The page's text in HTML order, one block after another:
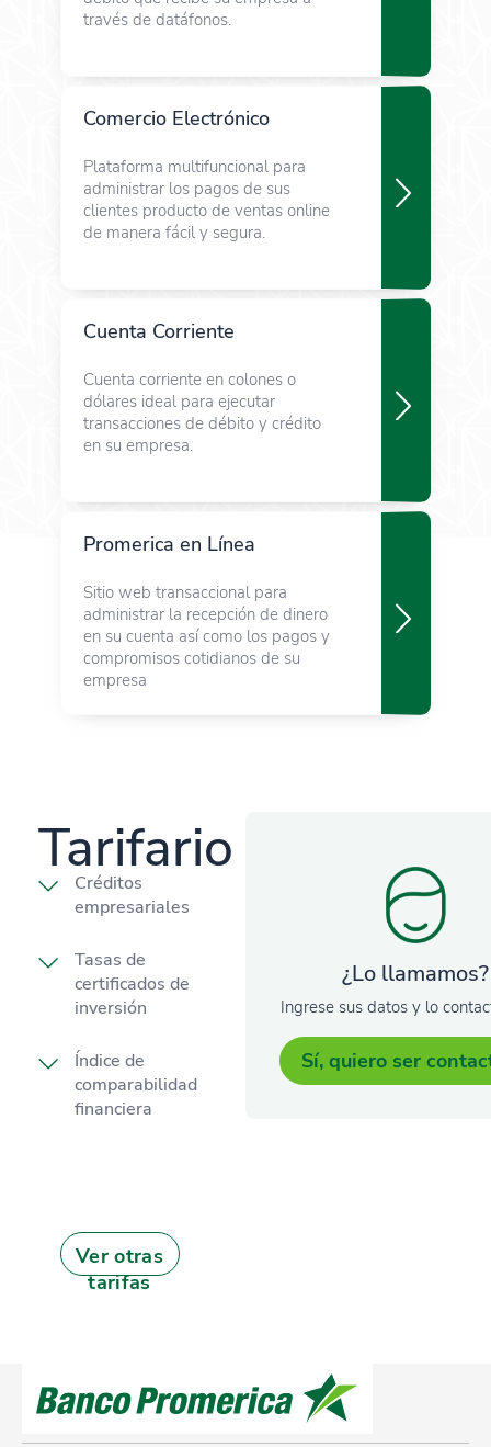
través de datáfonos.
Comercio Electrónico
Plataforma multifuncional para
administrar los pagos de sus
clientes producto de ventas online
de manera fácil y segura.
Cuenta Corriente
Cuenta corriente en colones o
dólares ideal para ejecutar
transacciones de débito y crédito
en su empresa.
Promerica en Línea
Sitio web transaccional para
administrar la recepción de dinero
en su cuenta así como los pagos y
compromisos cotidianos de su
empresa
Tarifario
Créditos
empresariales
Tasas de
certificados de
inversión
Índice de
comparabilidad
financiera
Ver otras
tarifas
¿Lo llamamos?
Ingrese sus datos y lo
Sí, quiero ser